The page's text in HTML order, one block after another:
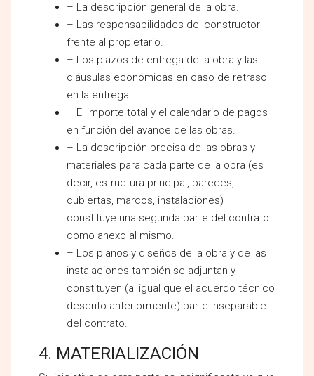
– La descripción general de la obra.
– Las responsabilidades del constructor
frente al propietario.
– Los plazos de entrega de la obra y las
cláusulas económicas en caso de retraso
en la entrega.
– El importe total y el calendario de pagos
en función del avance de las obras.
– La descripción precisa de las obras y
materiales para cada parte de la obra (es
decir, estructura principal, paredes,
cubiertas, marcos, instalaciones)
constituye una segunda parte del contrato
como anexo al mismo.
– Los planos y diseños de la obra y de las
instalaciones también se adjuntan y
constituyen (al igual que el acuerdo técnico
descrito anteriormente) parte inseparable
del contrato.
4. MATERIALIZACIÓN